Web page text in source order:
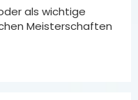
als wichtige
Meisterschaften